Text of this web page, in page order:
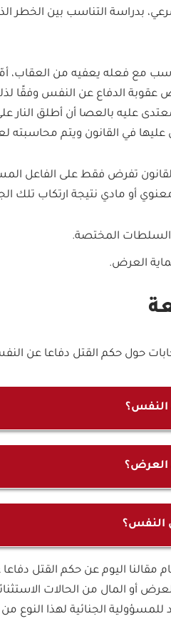
بدراسة التناسب بين الخطر
مع فعله يعفيه من العقاب،
عقوبة الدفاع عن النفس وفقًا
عليه بالعصا أن أطلق النار
في القانون ويتم محاسبته
تفرض فقط على الفاعل
معنوي أو مادي نتيجة ارتكاب
السلطات المختصة.
العرض.
حول حكم القتل دفاعا عن
النفس؟
يهدد الشخص في نفسه أو
العرض؟
عمدًا إذا كان هناك محاولة
النفس؟
مساءلة مرتكبها جزائيًا
مقالنا اليوم عن حكم القتل
أو المال من الحالات
للمسؤولية الجنائية لهذا النوع